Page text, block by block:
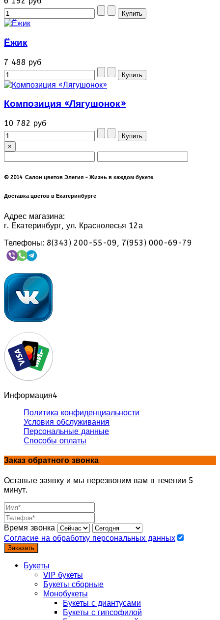
Ёжик
7 488 руб
Композиция «Лягушонок»
10 782 руб
×
© 2014 Салон цветов Элегия - Жизнь в каждом букете
Доставка цветов в Екатеринбурге
Адрес магазина:
г. Екатеринбург, ул. Краснолесья 12а
Телефоны: 8(343) 200-55-09, 7(953) 000-69-79
Информация4
Политика конфиденциальности
Условия обслуживания
Персональные данные
Способы оплаты
Заказ обратного звонка
Оставьте заявку и мы перезвоним вам в течении 5
минут.
Время звонка
Согласие на обработку персональных данных
Заказать
Букеты
VIP букеты
Букеты сборные
Монобукеты
Букеты с диантусами
Букеты с гипсофилой